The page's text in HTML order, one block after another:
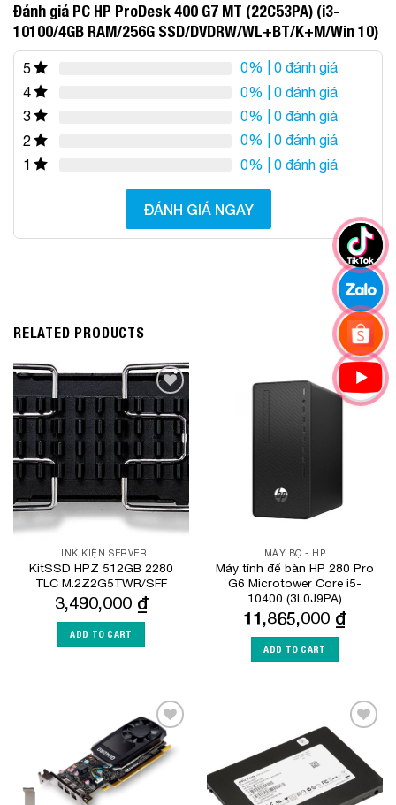
Đánh giá PC HP ProDesk 400 G7 MT (22C53PA) (i3-
10100/4GB RAM/256G SSD/DVDRW/WL+BT/K+M/Win 10)
5 0% | 0 đánh giá
4
0% | 0 đánh giá
3
0% | 0 đánh giá
2
0% | 0 đánh giá
1
0% | 0 đánh giá
ĐÁNH GIÁ NGAY
RELATED PRODUCTS
Wishlist
LINK KIỆN SERVER
KitSSD HPZ 512GB 2280
TLC M.2Z2G5TWR/SFF
3,490,000 ₫
ADD TO CART
Add to
MÁY BỘ - HP
Máy tính để bàn HP 280 Pro
G6 Microtower Core i5-
10400 (3L0J9PA)
11,865,000 ₫
ADD TO CART
Add to
Wishlist
Add to
Wishlist